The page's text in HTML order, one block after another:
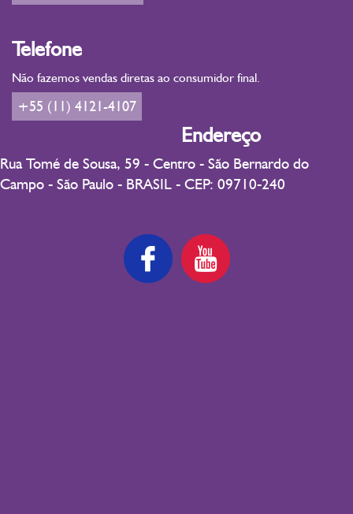
Telefone
Não fazemos vendas diretas ao consumidor final.
+55 (11) 4121-4107
Endereço
Rua Tomé de Sousa, 59 - Centro - São Bernardo do
Campo - São Paulo - BRASIL - CEP: 09710-240